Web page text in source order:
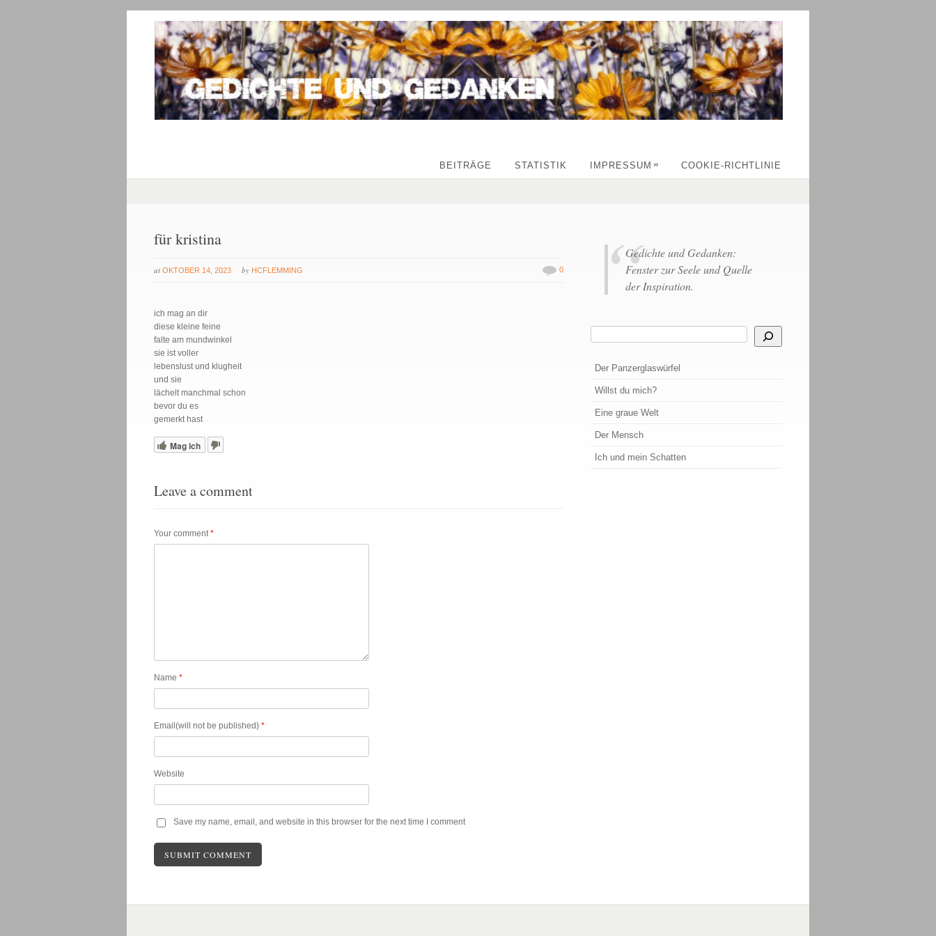
BEITRÄGE STATISTIK IMPRESSUM » COOKIE-RICHTLINIE
für kristina
at OKTOBER 14, 2023 by HCFLEMMING 0
ich mag an dir
diese kleine feine
falte am mundwinkel
sie ist voller
lebenslust und klugheit
und sie
lächelt manchmal schon
bevor du es
gemerkt hast
Mag ich
Leave a comment
Your comment*
Name*
Email(will not be published)*
Website
Save my name, email, and website in this browser for the next time I comment
Gedichte und Gedanken:
Fenster zur Seele und Quelle
der Inspiration.
Der Panzerglaswürfel
Willst du mich?
Eine graue Welt
Der Mensch
Ich und mein Schatten